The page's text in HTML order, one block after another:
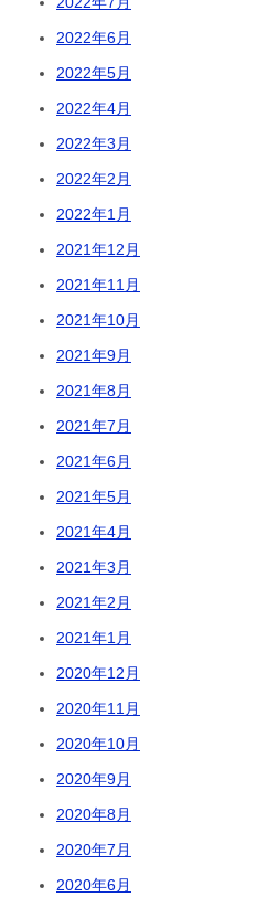
2022年6月
2022年5月
2022年4月
2022年3月
2022年2月
2022年1月
2021年12月
2021年11月
2021年10月
2021年9月
2021年8月
2021年7月
2021年6月
2021年5月
2021年4月
2021年3月
2021年2月
2021年1月
2020年12月
2020年11月
2020年10月
2020年9月
2020年8月
2020年7月
2020年6月